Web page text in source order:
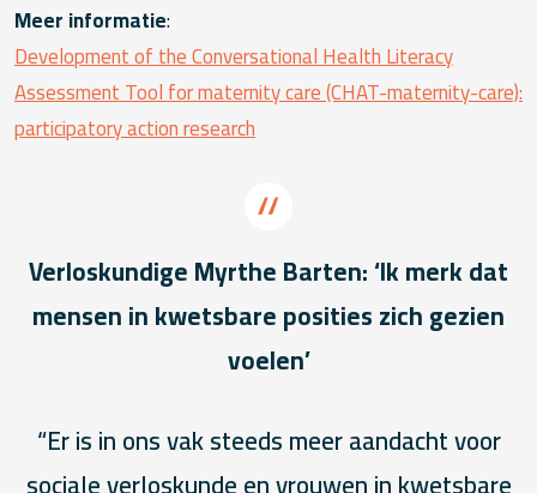
Meer informatie:
Development of the Conversational Health Literacy
Assessment Tool for maternity care (CHAT-maternity-care):
participatory action research
Verloskundige Myrthe Barten: ‘Ik merk dat
mensen in kwetsbare posities zich gezien
voelen’
“Er is in ons vak steeds meer aandacht voor